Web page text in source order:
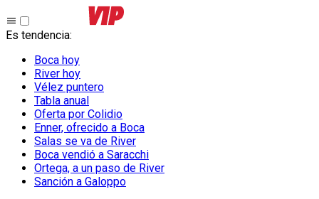
Es tendencia:
Boca hoy
River hoy
Vélez puntero
Tabla anual
Oferta por Colidio
Enner, ofrecido a Boca
Salas se va de River
Boca vendió a Saracchi
Ortega, a un paso de River
Sanción a Galoppo